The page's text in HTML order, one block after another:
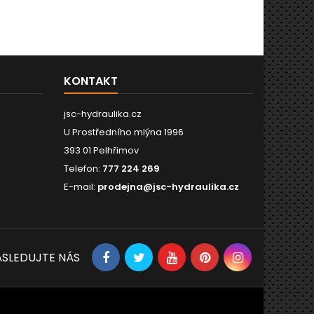
KONTAKT
jsc-hydraulika.cz
U Prostředního mlýna 1996
393 01 Pelhřimov
Telefon: 777 224 269
E-mail: prodejna@jsc-hydraulika.cz
NÁS